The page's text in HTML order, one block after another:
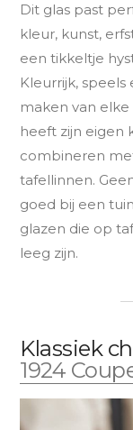
Dit glas past
kleur, kunst,
een tikkeltje
Kleurrijk,
maken van
heeft zijn eigen
combineren
tafellinnen.
goed bij een
glazen die op
leeg zijn.
Klassiek
1924